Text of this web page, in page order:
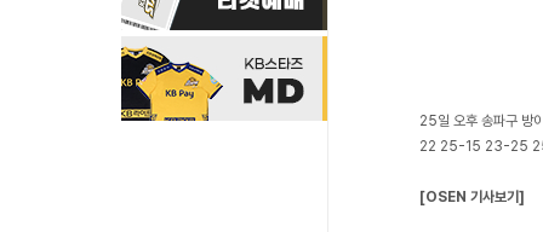
25일 오후 송파구 방
22 25-15 23-25 25-
[OSEN 기사보기]